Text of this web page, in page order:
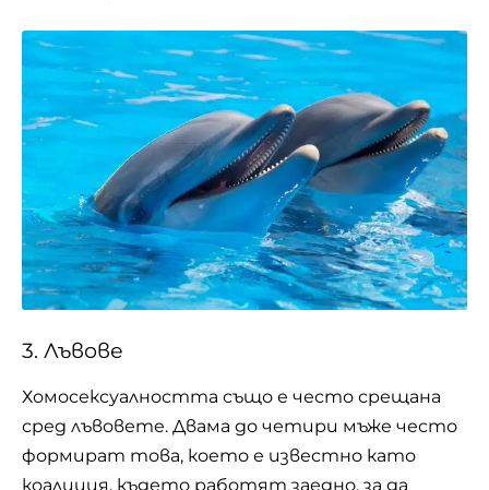
3. Лъвове
Хомосексуалността също е често срещана
сред лъвовете. Двама до четири мъже често
формират това, което е известно като
коалиция, където работят заедно, за да